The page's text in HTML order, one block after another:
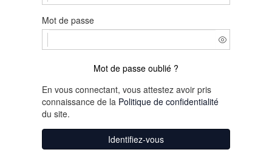
Mot de passe
Mot de passe oublié ?
En vous connectant, vous attestez avoir pris
connaissance de la Politique de confidentialité
du site.
Identifiez-vous